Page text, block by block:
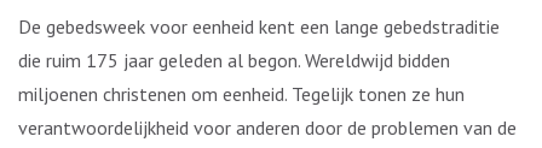
De gebedsweek voor eenheid kent een lange gebedstraditie
die ruim 175 jaar geleden al begon. Wereldwijd bidden
miljoenen christenen om eenheid. Tegelijk tonen ze hun
verantwoordelijkheid voor anderen door de problemen van de